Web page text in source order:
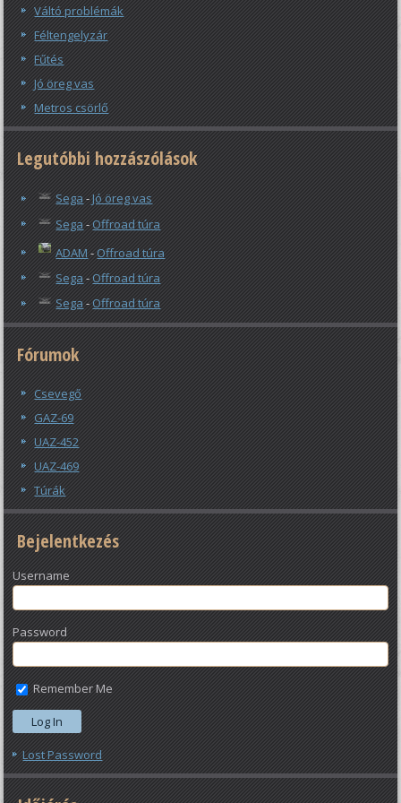
Váltó problémák
Féltengelyzár
Fűtés
Jó öreg vas
Metros csörlő
Legutóbbi hozzászólások
Sega -Jó öreg vas
Sega -Offroad túra
ADAM - Offroad túra
Sega -Offroad túra
Sega -Offroad túra
Fórumok
Csevegő
GAZ-69
UAZ-452
UAZ-469
Túrák
Bejelentkezés
Username
Password
Remember Me
Lost Password